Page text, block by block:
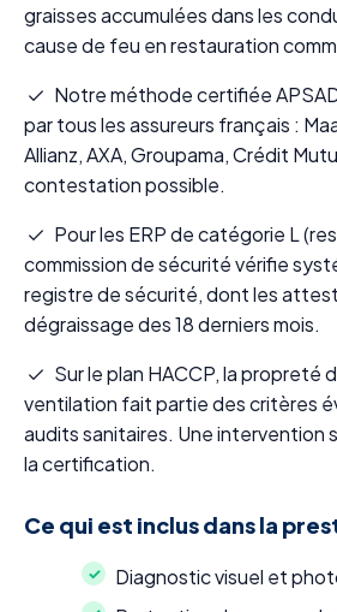
graisses accumulées dans les
cause de feu en restauration
Notre méthode certifiée
par tous les assureurs français :
Allianz, AXA, Groupama, Crédit
contestation possible.
Pour les ERP de catégorie L
commission de sécurité vérifie
registre de sécurité, dont les
dégraissage des 18 derniers mois.
Sur le plan HACCP, la propreté
ventilation fait partie des critères
audits sanitaires. Une intervention
la certification.
Ce qui est inclus dans la
Diagnostic visuel et